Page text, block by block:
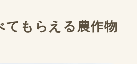
てもらえる農作物